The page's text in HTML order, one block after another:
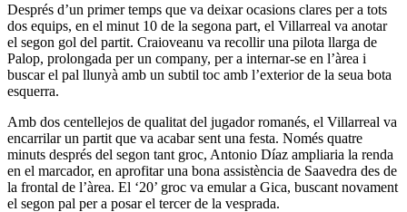
Després d’un primer temps que va deixar ocasions clares per a tots
dos equips, en el minut 10 de la segona part, el Villarreal va anotar
el segon gol del partit. Craioveanu va recollir una pilota llarga de
Palop, prolongada per un company, per a internar-se en l’àrea i
buscar el pal llunyà amb un subtil toc amb l’exterior de la seua bota
esquerra.
Amb dos centellejos de qualitat del jugador romanés, el Villarreal va
encarrilar un partit que va acabar sent una festa. Només quatre
minuts després del segon tant groc, Antonio Díaz ampliaria la renda
en el marcador, en aprofitar una bona assistència de Saavedra des de
la frontal de l’àrea. El ‘20’ groc va emular a Gica, buscant novament
el segon pal per a posar el tercer de la vesprada.